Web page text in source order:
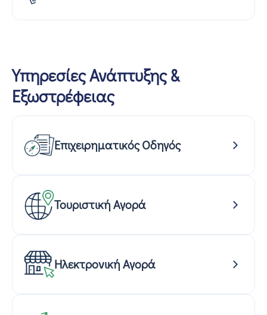
Υπηρεσίες Ανάπτυξης &
Εξωστρέφειας
Επιχειρηματικός Οδηγός
Τουριστική Αγορά
Ηλεκτρονική Αγορά